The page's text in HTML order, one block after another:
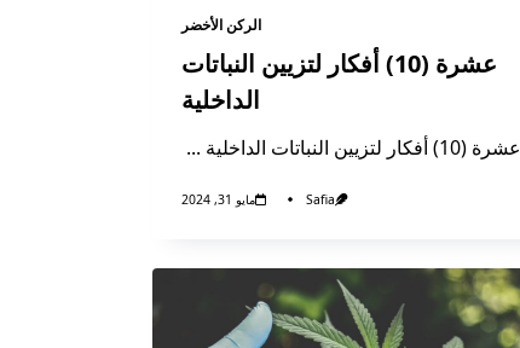
الركن الأخضر
عشرة (10) أفكار لتزيين النباتات
الداخلية
عشرة (10) أفكار لتزيين النباتات الداخلية ...
Safia مايو 31, 2024